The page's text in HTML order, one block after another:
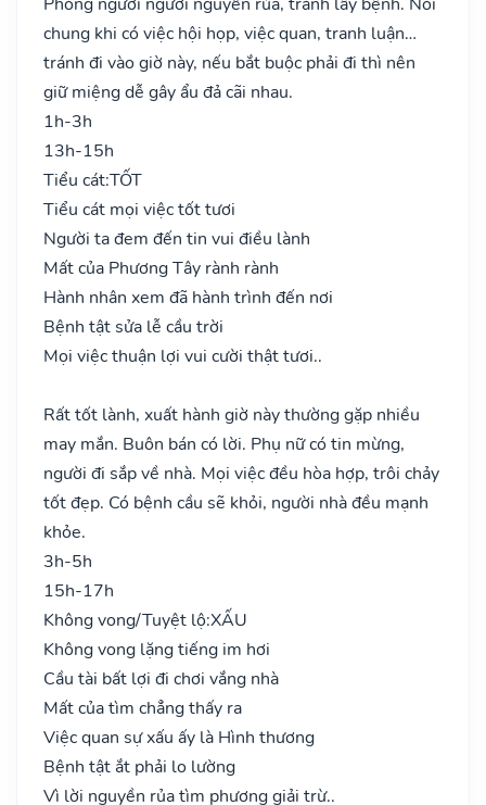
chung khi có việc hội họp, việc quan, tranh luận…
tránh đi vào giờ này, nếu bắt buộc phải đi thì nên
giữ miệng dễ gây ẩu đả cãi nhau.
1h-3h
13h-15h
Tiểu cát:TỐT
Tiểu cát mọi việc tốt tươi
Người ta đem đến tin vui điều lành
Mất của Phương Tây rành rành
Hành nhân xem đã hành trình đến nơi
Bệnh tật sửa lễ cầu trời
Mọi việc thuận lợi vui cười thật tươi..
Rất tốt lành, xuất hành giờ này thường gặp nhiều
may mắn. Buôn bán có lời. Phụ nữ có tin mừng,
người đi sắp về nhà. Mọi việc đều hòa hợp, trôi chảy
tốt đẹp. Có bệnh cầu sẽ khỏi, người nhà đều mạnh
khỏe.
3h-5h
15h-17h
Không vong/Tuyệt lộ:XẤU
Không vong lặng tiếng im hơi
Cầu tài bất lợi đi chơi vắng nhà
Mất của tìm chẳng thấy ra
Việc quan sự xấu ấy là Hình thương
Bệnh tật ắt phải lo lường
Vì lời nguyền rủa tìm phương giải trừ..